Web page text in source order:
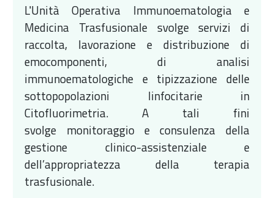
L'Unità Operativa Immunoematologia e
Medicina Trasfusionale svolge servizi di
raccolta, lavorazione e distribuzione di
emocomponenti, di analisi
immunoematologiche e tipizzazione delle
sottopopolazioni linfocitarie in
Citofluorimetria. A tali fini
svolge monitoraggio e consulenza della
gestione clinico-assistenziale e
dell’appropriatezza della terapia
trasfusionale.